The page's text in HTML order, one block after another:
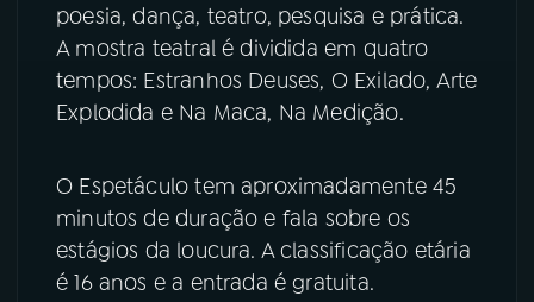
FESTIVAL DE MÚSICA
ACOMPANHE A RÁDIO NACIONAL
Instagram X
TikTok
poesia, dança, teatro, pesquisa e prática.
A mostra teatral é dividida em quatro
tempos: Estranhos Deuses, O Exilado, Arte
Explodida e Na Maca, Na Medição.
O Espetáculo tem aproximadamente 45
minutos de duração e fala sobre os
estágios da loucura. A classificação etária
é 16 anos e a entrada é gratuita.